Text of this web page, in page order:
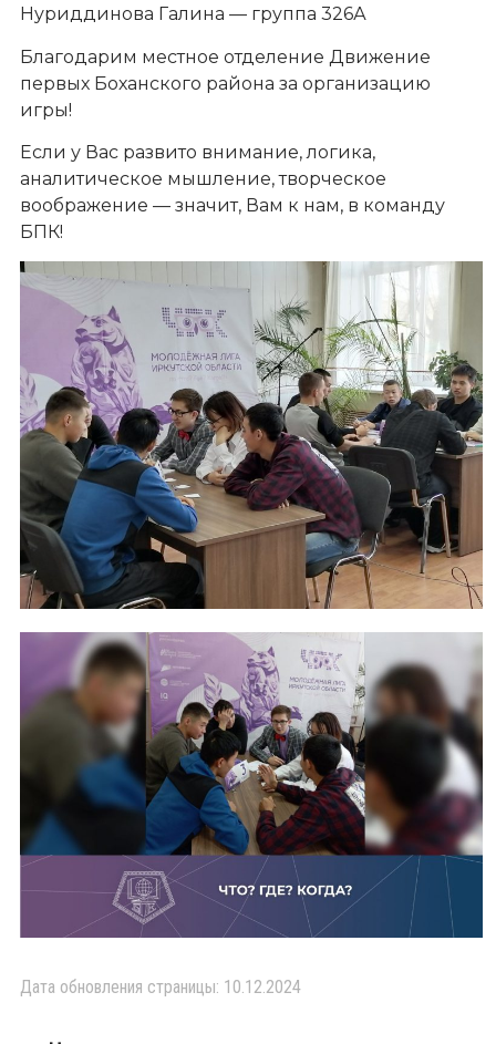
Нуриддинова Галина — группа 326А
Благодарим местное отделение Движение
первых Боханского района за организацию
игры!
Если у Вас развито внимание, логика,
аналитическое мышление, творческое
воображение — значит, Вам к нам, в команду
БПК!
Дата обновления страницы: 10.12.2024